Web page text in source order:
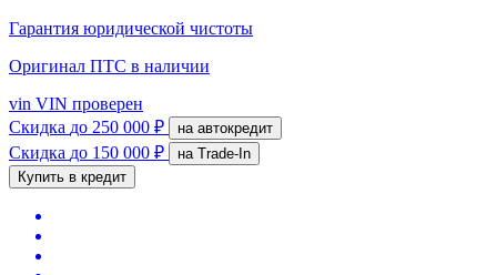
Гарантия юридической чистоты
Оригинал ПТС в наличии
vin VIN проверен
Скидка до 250 000 ₽ на автокредит
Скидка до 150 000 ₽
на Trade-In
Купить в кредит